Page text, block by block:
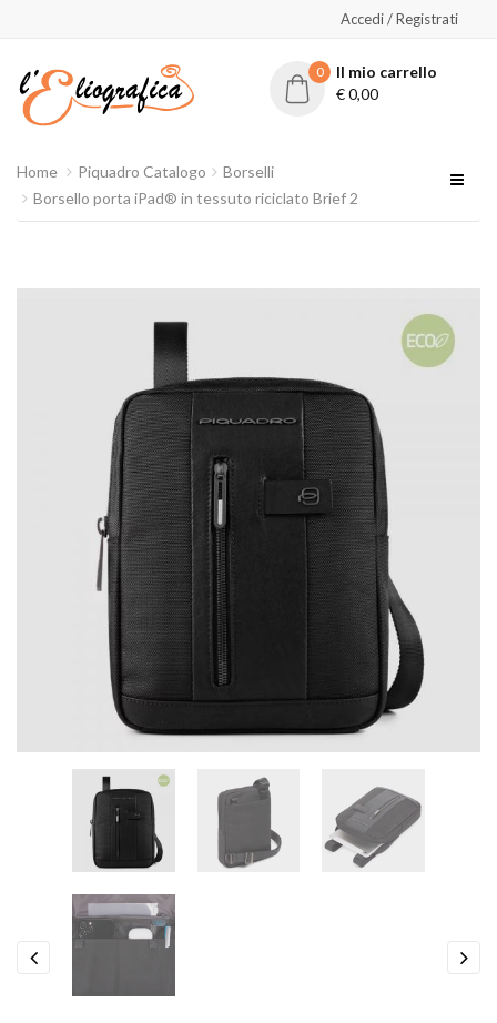
Accedi / Registrati
0
Il mio carrello
€0,00
Home Piquadro Catalogo
Borselli
Borsello porta iPad® in tessuto riciclato Brief 2